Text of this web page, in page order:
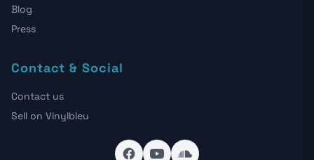
Blog
Press
Contact & Social
Contact us
Sell on Vinylbleu